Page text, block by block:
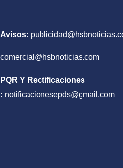
Avisos:
comercial@hsbnoticias.com
PQR Y Rectificaciones
: notificacionesepds@gmail.com